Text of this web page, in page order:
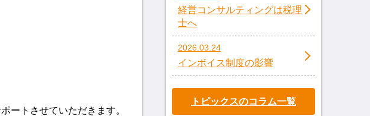
ートさせていただきます。
経営コンサルティングは税理
士へ
2026.03.24
インボイス制度の影響
トピックスのコラム一覧